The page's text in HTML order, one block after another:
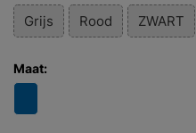
Grijs Rood ZWART
Maat: